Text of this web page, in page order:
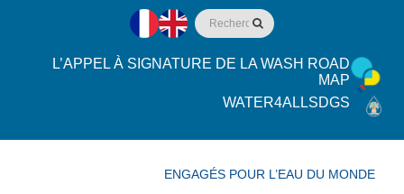
L’APPEL À SIGNATURE DE LA WASH ROAD
MAP
WATER4ALLSDGS
ENGAGÉS POUR L’EAU DU MONDE